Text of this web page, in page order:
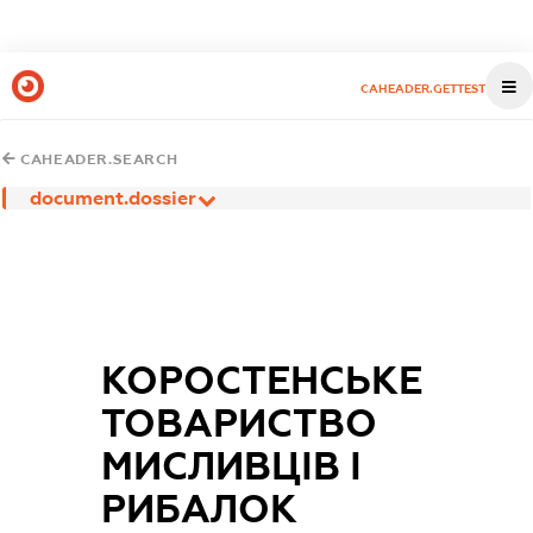
CAHEADER.GETTEST
CAHEADER.SEARCH
document.dossier
КОРОСТЕНСЬКЕ
ТОВАРИСТВО
МИСЛИВЦІВ І
РИБАЛОК